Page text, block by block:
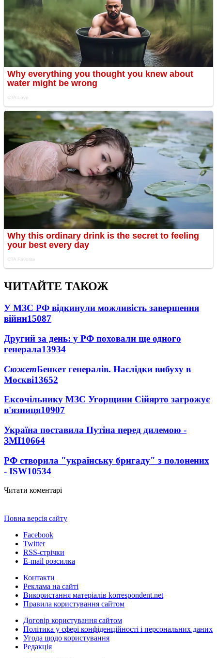
ЧИТАЙТЕ ТАКОЖ
У МЗС РФ відкинули можливість завершення
війни15087
Другий за день: у РФ поховали ще одного
генерала13934
СюжетБенкет генералів. Наслідки вибуху в
Москві13652
Ексочільнику МЗС Угорщини Сійярто загрожує
в'язниця10907
Україна поставила Путіна перед дилемою -
ЗМІ10664
РФ створила "українську бригаду" з полонених
- ISW10534
Читати коментарі
Повна версія сайту
Facebook
Twitter
RSS-стрічки
E-mail розсилка
Контакти
Реклама на сайті
Використання матеріалів korrespondent.net
Правила користування сайтом
Договір користування сайтом
Політика у сфері конфіденційності і персональних даних
Угода щодо користування
Редакція